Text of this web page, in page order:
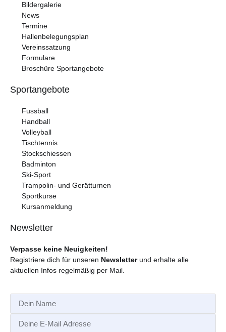
Bildergalerie
News
Termine
Hallenbelegungsplan
Vereinssatzung
Formulare
Broschüre Sportangebote
Sportangebote
Fussball
Handball
Volleyball
Tischtennis
Stockschiessen
Badminton
Ski-Sport
Trampolin- und Gerätturnen
Sportkurse
Kursanmeldung
Newsletter
Verpasse keine Neuigkeiten!
Registriere dich für unseren Newsletterund erhalte alle
aktuellen Infos regelmäßig per Mail.